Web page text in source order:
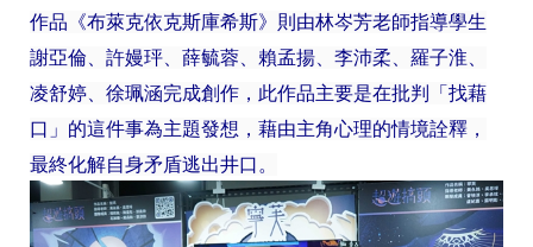
作品《布萊克依克斯庫希斯》則由林岑芳老師指導學生
謝亞倫、許嫚玶、薛毓蓉、賴孟揚、李沛柔、羅子淮、
凌舒婷、徐珮涵完成創作，此作品主要是在批判「找藉
口」的這件事為主題發想，藉由主角心理的情境詮釋，
最終化解自身矛盾逃出井口。